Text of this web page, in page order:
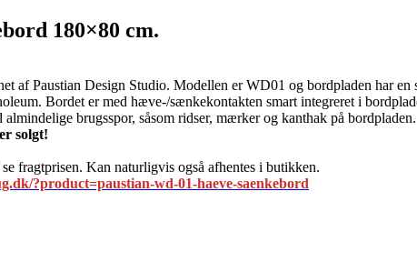
180×80 cm.
af Paustian Design Studio. Modellen er WD01 og bordpladen har
Bordet er med hæve-/sænkekontakten smart integreret i
brugsspor, såsom ridser, mærker og kanthak på bordpladen.
solgt!
fragtprisen. Kan naturligvis også afhentes i butikken.
?product=paustian-wd-01-haeve-saenkebord